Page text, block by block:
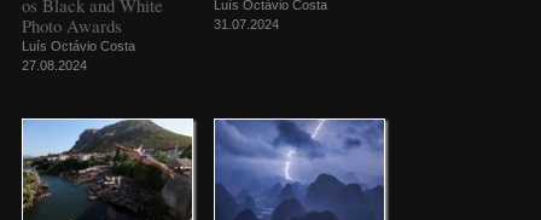
Photo Awards
Luís Octávio Costa
27.08.2024
Luís Octávio Costa
31.07.2024